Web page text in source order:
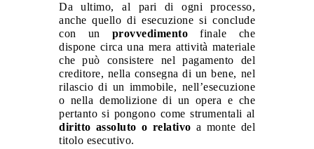
Da ultimo, al pari di ogni processo,
anche quello di esecuzione si conclude
con un provvedimento finale che
dispone circa una mera attività materiale
che può consistere nel pagamento del
creditore, nella consegna di un bene, nel
rilascio di un immobile, nell’esecuzione
o nella demolizione di un opera e che
pertanto si pongono come strumentali al
diritto assoluto o relativo a monte del
titolo esecutivo.